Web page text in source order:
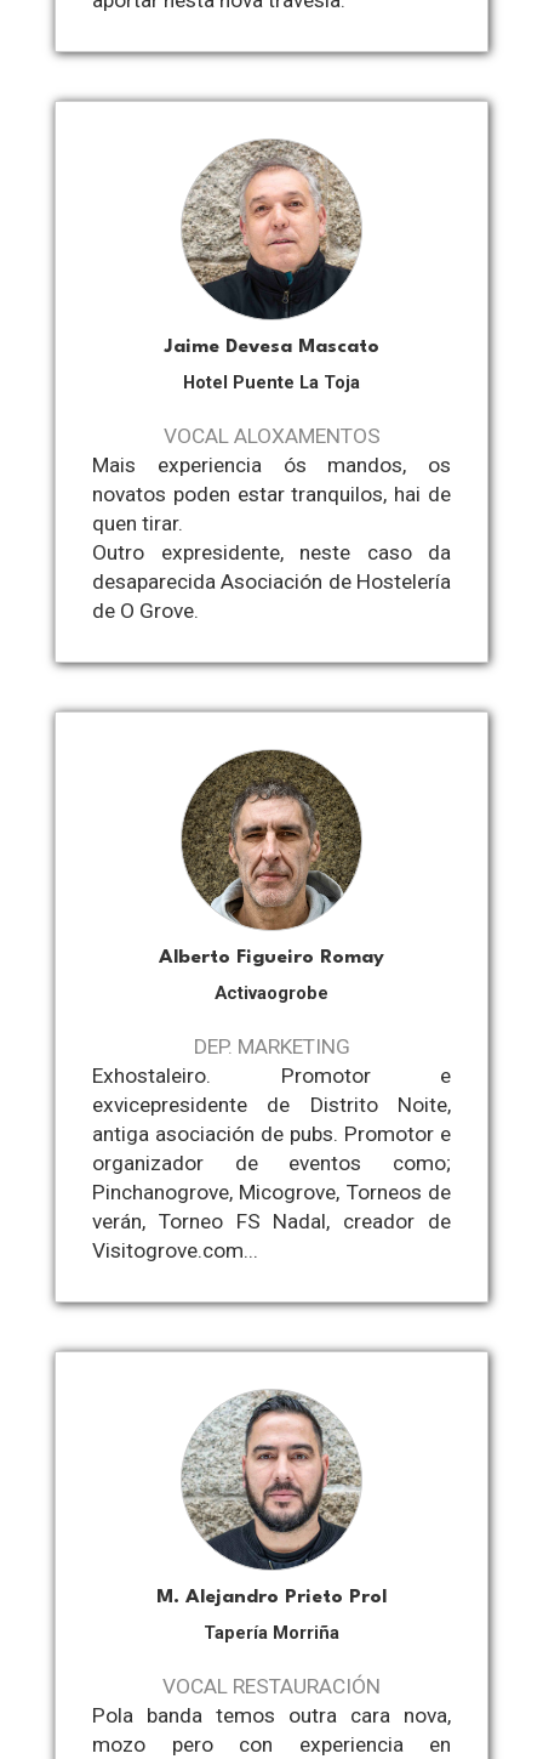
Jaime Devesa Mascato
Hotel Puente La Toja
VOCAL ALOXAMENTOS
Mais experiencia ós mandos, os
novatos poden estar tranquilos, hai de
quen tirar.
Outro expresidente, neste caso da
desaparecida Asociación de Hostelería
de O Grove.
Alberto Figueiro Romay
Activaogrobe
DEP. MARKETING
Exhostaleiro. Promotor e
exvicepresidente de Distrito Noite,
antiga asociación de pubs. Promotor e
organizador de eventos como;
Pinchanogrove, Micogrove, Torneos de
verán, Torneo FS Nadal, creador de
Visitogrove.com...
M. Alejandro Prieto Prol
Tapería Morriña
VOCAL RESTAURACIÓN
Pola banda temos outra cara nova,
mozo pero con experiencia en